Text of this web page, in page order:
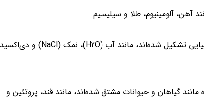
2. ترکیبات شیمیایی: موادی که از دو یا بیشتر از یک نوع عنصر شیمیایی تشکیل شده‌اند، مانند آب (H2O)، نمک (NaCl) و دی‌اکسید
گیاهان و حیوانات مشتق شده‌اند، مانند قند، پروتئین و